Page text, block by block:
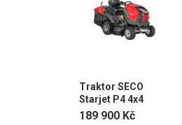
Náhradní díly pro křovinořezy
Náhradní díly pro sekačky
Traktor SECO
Starjet P4 4x4
189 900 Kč